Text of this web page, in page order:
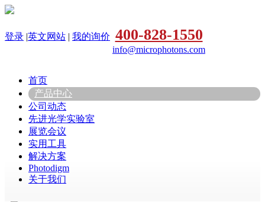
登录 |英文网站 | 我的询价 400-828-1550
info@microphotons.com
首页
产品中心
公司动态
先进光学实验室
展览会议
实用工具
解决方案
Photodigm
关于我们